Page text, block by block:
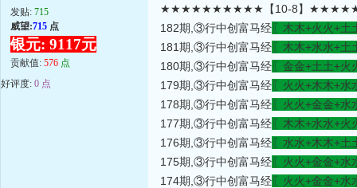
发贴: 715
威望:715 点
银元: 9117元
贡献值: 576 点
好评度: 0 点
★★★★★★★★★★【10-8】
182期,③行中创富马经 〖木木+火火+土
181期,③行中创富马经 〖木木+水水+土
180期,③行中创富马经 〖金金+土土+火
179期,③行中创富马经 〖火火+木木+水
178期,③行中创富马经 〖火火+金金+水
177期,③行中创富马经 〖木木+水水+火
176期,③行中创富马经 〖水水+木木+土
175期,③行中创富马经 〖火火+金金+水
174期,③行中创富马经 〖火火+金金+水